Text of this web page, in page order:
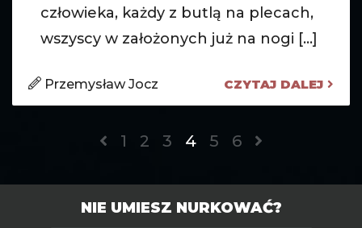
człowieka, każdy z butlą na plecach,
wszyscy w założonych już na nogi [...]
Przemysław Jocz CZYTAJ DALEJ
1 2 3 4 5 6
NIE UMIESZ NURKOWAĆ?